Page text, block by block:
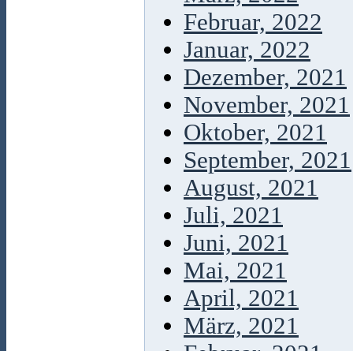
Februar, 2022
Januar, 2022
Dezember, 2021
November, 2021
Oktober, 2021
September, 2021
August, 2021
Juli, 2021
Juni, 2021
Mai, 2021
April, 2021
März, 2021